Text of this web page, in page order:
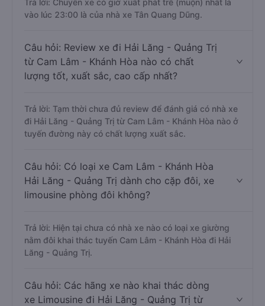
Trả lời: Chuyến xe có giờ xuất phát trễ (muộn) nhất là
vào lúc 23:00 là của nhà xe Tân Quang Dũng.
Câu hỏi: Review xe đi Hải Lăng - Quảng Trị
từ Cam Lâm - Khánh Hòa nào có chất
lượng tốt, xuất sắc, cao cấp nhất?
Trả lời: Tạm thời chưa đủ review để đánh giá có nhà xe
đi Hải Lăng - Quảng Trị từ Cam Lâm - Khánh Hòa nào ở
tuyến đường này có chất lượng xuất sắc.
Câu hỏi: Có loại xe Cam Lâm - Khánh Hòa
Hải Lăng - Quảng Trị dành cho cặp đôi, xe
limousine phòng đôi không?
Trả lời: Hiện tại chưa có nhà xe nào có loại xe giường
nằm đôi khai thác tuyến Cam Lâm - Khánh Hòa đi Hải
Lăng - Quảng Trị.
Câu hỏi: Các hãng xe nào khai thác dòng
xe Limousine đi Hải Lăng - Quảng Trị từ